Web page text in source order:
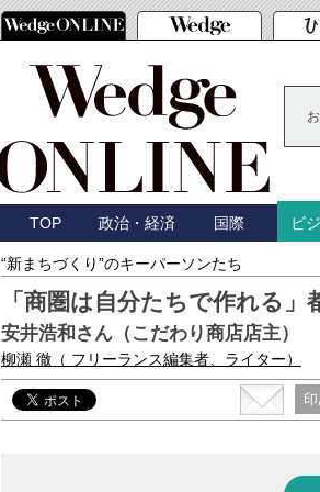
TOP 政治・経済 国際 ビ
“新まちづくり”のキーパーソンたち
「商圏は自分たちで作れる
安井浩和さん（こだわり商店店主）
柳瀬 徹 （ フリーランス編集者、ライター）